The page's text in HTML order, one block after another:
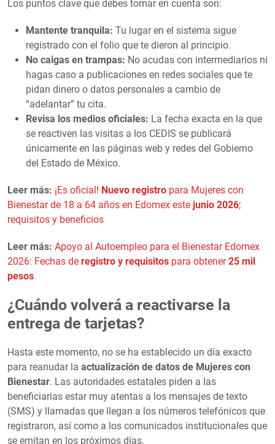
Los puntos clave que debes tomar en cuenta son:
Mantente tranquila: Tu lugar en el sistema sigue
registrado con el folio que te dieron al principio.
No caigas en trampas: No acudas con intermediarios ni
hagas caso a publicaciones en redes sociales que te
pidan dinero o datos personales a cambio de
“adelantar” tu cita.
Revisa los medios oficiales: La fecha exacta en la que
se reactiven las visitas a los CEDIS se publicará
únicamente en las páginas web y redes del Gobierno
del Estado de México.
Leer más: ¡Es oficial! Nuevo registro para Mujeres con
Bienestar de 18 a 64 años en Edomex este junio 2026;
requisitos y beneficios
Leer más: Apoyo al Autoempleo para el Bienestar Edomex
2026: Fechas de registro y requisitos para obtener25 mil
pesos
¿Cuándo volverá a reactivarse la
entrega de tarjetas?
Hasta este momento, no se ha establecido un día exacto
para reanudar la actualización de datos de Mujeres con
Bienestar. Las autoridades estatales piden a las
beneficiarias estar muy atentas a los mensajes de texto
(SMS) y llamadas que llegan a los números telefónicos que
registraron, así como a los comunicados institucionales que
se emitan en los próximos días.